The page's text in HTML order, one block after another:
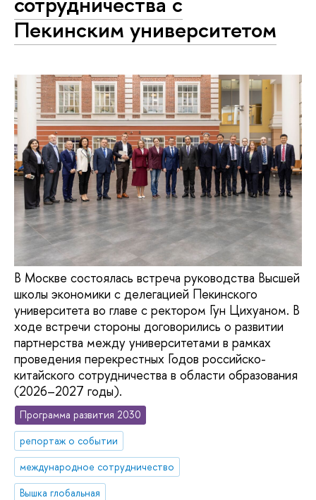
Пекинским университетом
В Москве состоялась встреча руководства Высшей
школы экономики с делегацией Пекинского
университета во главе с ректором Гун Цихуаном. В
ходе встречи стороны договорились о развитии
партнерства между университетами в рамках
проведения перекрестных Годов российско-
китайского сотрудничества в области образования
(2026–2027 годы).
Программа развития 2030
репортаж о событии
международное сотрудничество
Вышка глобальная